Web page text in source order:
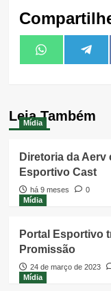
Share
on
WhatsAppShare
on
Leia Também
Mídia
Diretoria da
Esportivo Cast
há 9 meses
0
Mídia
Portal Esportivo
Promissão
24 de março de 2023
Mídia